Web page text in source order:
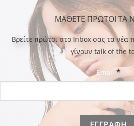
ΜΑΘΕΤΕ ΠΡΩΤΟΙ ΤΑ
Bρείτε πρώτοι στο Inbox σας τα νέα
γίνουν talk of the
Email *